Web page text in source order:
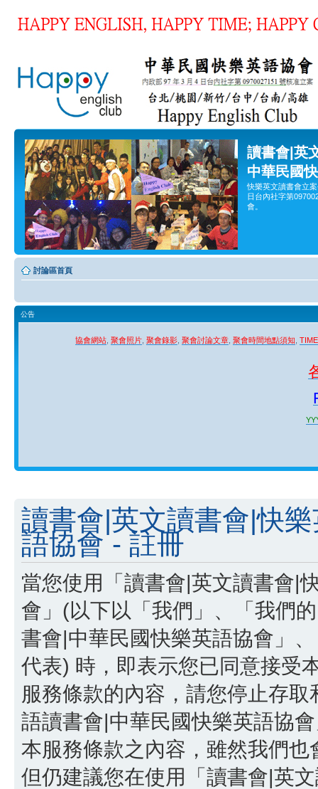
讀書會|英
中華民國
快樂英文讀書會立
日台內社字第
會。
討論區首頁
公告
協會網站 聚會照片 聚會錄影 聚會討論文章 聚會時間地點須知
讀書會|英文讀書會|快
語協會 - 註冊
當您使用「讀書會|英文讀書會|
會」(以下以「我們」、「我們
書會|中華民國快樂英語協會」
代表) 時，即表示您已同意接受
服務條款的內容，請您停止存
語讀書會|中華民國快樂英語協
本服務條款之內容，雖然我們
但仍建議您在使用「讀書會|英